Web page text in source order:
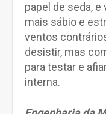
papel de seda, e
mais sábio e
ventos
desistir, mas
para testar e
interna.